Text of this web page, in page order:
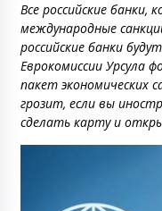
Все российские банки,
международные
российские банки
Еврокомиссии Урсула
пакет экономических
грозит, если вы
сделать карту и